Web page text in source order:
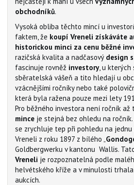
obchodníků.
Vysoká obliba těchto mincí u
faktem, že koupí Vreneli získáváte
historickou minci za cenu běžné
razičská kvalita a nadčasový design
fascinuje rovněž investory, u kterých
sběratelská vášeň a tito hledají u
vzácnějšími ročníky nebo také
která byla ražena pouze mezi lety
Pro běžného investora není ročník až
mince je stejná bez ohledu na ročník.
se zrychluje tep při pohledu na jednu
Vreneli z roku 1897 z bílého „
Goldbergwerku v kantonu Wallis.
Vreneli je rozpoznatelná podle
helvétského kříže a v minulosti
aukcích.